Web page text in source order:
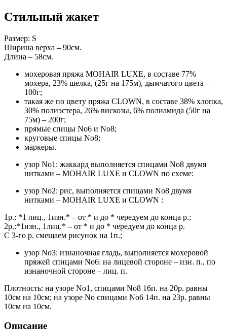
Стильный жакет
Размер: S
Ширина верха – 90см.
Длина – 58см.
мохеровая пряжа MOHAIR LUXE, в составе 77%
мохера, 23% шелка, (25г на 175м), дымчатого цвета –
100г;
такая же по цвету пряжа CLOWN, в составе 38% хлопка,
30% полиэстера, 26% вискозы, 6% полиамида (50г на
75м) – 200г;
прямые спицы No6 и No8;
круговые спицы No8;
маркеры.
узор No1: жаккард выполняется спицами No8 двумя
нитками – MOHAIR LUXE и CLOWN по схеме:
узор No2: рис, выполняется спицами No8 двумя
нитками – MOHAIR LUXE и CLOWN :
1р.: *1 лиц., 1изн.* – от * и до * чередуем до конца р.;
2р.:*1изн., 1лиц.* – от * и до * чередуем до конца р.
С 3-го р. смещаем рисунок на 1п.;
узор No3: изнаночная гладь, выполняется мохеровой
пряжей спицами No6: на лицевой стороне – изн. п., по
изнаночной стороне – лиц. п.
Плотность: на узоре No1, спицами No8 16п. на 20р. равны
10см на 10см; на узоре No спицами No6 14п. на 23р. равны
10см на 10см.
Описание